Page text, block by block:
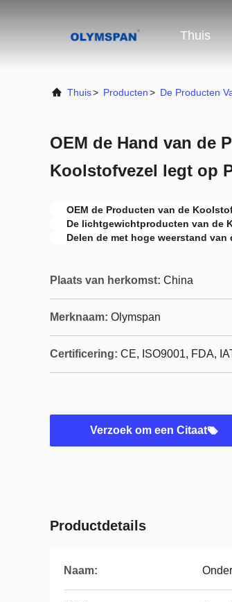
Thuis
Thuis> Producten> De Producten
OEM de Hand van de
Koolstofvezel legt op
OEM de Producten van de
De lichtgewichtproducten van de
Delen de met hoge weerstand van
Plaats van herkomst: China
Merknaam: Olymspan
Certificering: CE, ISO9001, FDA,
Verzoek om een Citaat
Productdetails
Naam: